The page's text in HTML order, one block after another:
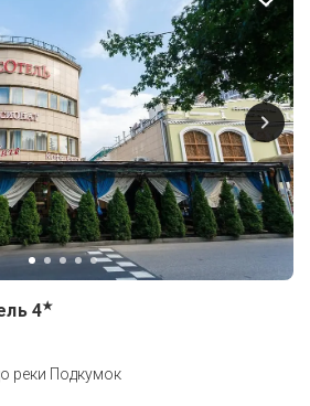
4★
реки Подкумок